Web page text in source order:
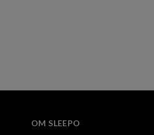
OM SLEEPO